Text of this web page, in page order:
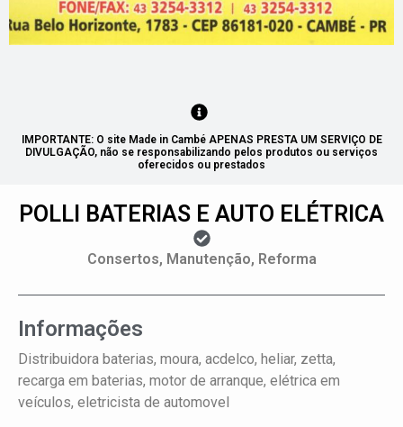
IMPORTANTE: O site Made in Cambé APENAS PRESTA UM SERVIÇO DE
DIVULGAÇÃO, não se responsabilizando pelos produtos ou serviços
oferecidos ou prestados
POLLI BATERIAS E AUTO ELÉTRICA
Consertos, Manutenção, Reforma
Informações
Distribuidora baterias, moura, acdelco, heliar, zetta,
recarga em baterias, motor de arranque, elétrica em
veículos, eletricista de automovel